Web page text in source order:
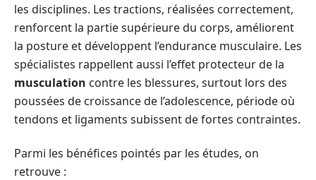
les disciplines. Les tractions, réalisées correctement,
renforcent la partie supérieure du corps, améliorent
la posture et développent l’endurance musculaire. Les
spécialistes rappellent aussi l’effet protecteur de la
musculation contre les blessures, surtout lors des
poussées de croissance de l’adolescence, période où
tendons et ligaments subissent de fortes contraintes.
Parmi les bénéfices pointés par les études, on
retrouve :